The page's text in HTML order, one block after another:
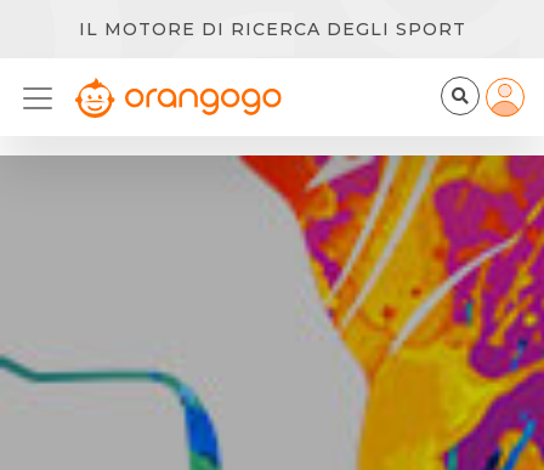
IL MOTORE DI RICERCA DEGLI SPORT